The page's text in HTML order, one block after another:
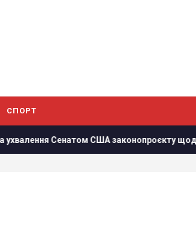
СПОРТ
США законопроєкту щодо санкцій